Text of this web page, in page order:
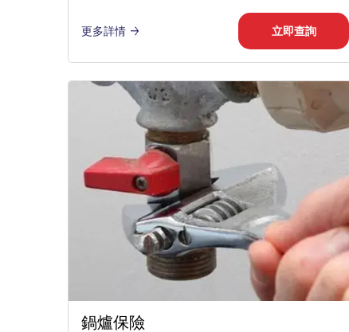
更多詳情 立即查詢
鍋爐保險